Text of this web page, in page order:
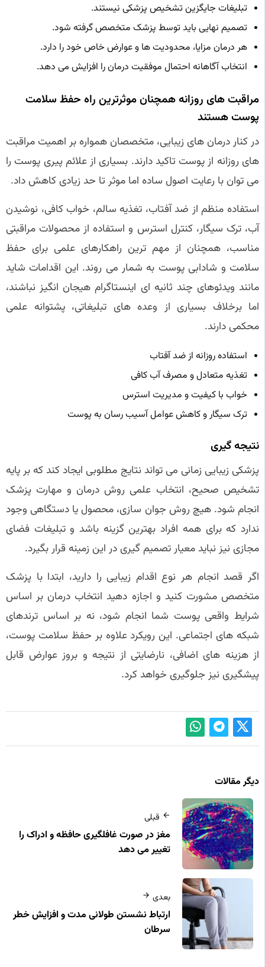
تبلیغات جایگزین تشخیص پزشکی نیستند.
تصمیم نهایی باید توسط پزشک متخصص گرفته شود.
هر درمان مزایا، محدودیت ها و عوارض خاص خود را دارد.
انتخاب آگاهانه احتمال موفقیت درمان را افزایش می دهد.
مراقبت های روزانه همچنان موثرترین راه حفظ سلامت
پوست هستند
در کنار درمان های زیبایی، متخصصان همواره بر اهمیت مراقبت
های روزانه از پوست تاکید دارند. بسیاری از علائم پیری پوست را
می توان با رعایت اصول ساده اما موثر تا حد زیادی کاهش داد.
استفاده منظم از ضد آفتاب، تغذیه سالم، خواب کافی، نوشیدن
آب، ترک سیگار، کنترل استرس و استفاده از محصولات مراقبتی
مناسب، همچنان از مهم ترین راهکارهای علمی برای حفظ
سلامت و شادابی پوست به شمار می روند. این اقدامات شاید
مانند ویدئوهای چند ثانیه ای اینستاگرام هیجان انگیز نباشند،
اما برخلاف بسیاری از وعده های تبلیغاتی، پشتوانه علمی
محکمی دارند.
استفاده روزانه از ضد آفتاب
تغذیه متعادل و مصرف آب کافی
خواب با کیفیت و مدیریت استرس
ترک سیگار و کاهش عوامل آسیب رسان به پوست
نتیجه گیری
پزشکی زیبایی زمانی می تواند نتایج مطلوبی ایجاد کند که بر پایه
تشخیص صحیح، انتخاب علمی روش درمان و مهارت پزشک
انجام شود. هیچ روش جوان سازی، محصول یا دستگاهی وجود
ندارد که برای همه افراد بهترین گزینه باشد و تبلیغات فضای
مجازی نیز نباید معیار تصمیم گیری در این زمینه قرار بگیرد.
اگر قصد انجام هر نوع اقدام زیبایی را دارید، ابتدا با پزشک
متخصص مشورت کنید و اجازه دهید انتخاب درمان بر اساس
شرایط واقعی پوست شما انجام شود، نه بر اساس ترندهای
شبکه های اجتماعی. این رویکرد علاوه بر حفظ سلامت پوست،
از هزینه های اضافی، نارضایتی از نتیجه و بروز عوارض قابل
پیشگیری نیز جلوگیری خواهد کرد.
دیگر مقالات
قبلی
مغز در صورت غافلگیری حافظه و ادراک را
تغییر می دهد
بعدی
ارتباط نشستن طولانی مدت و افزایش خطر
سرطان